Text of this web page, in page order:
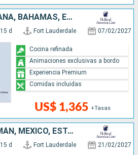
REPÚBLICA DOMINICANA, BAHAMAS, ESTADOS UNIDOS, PUERTO RICO
15 d Fort Lauderdale 07/02/2027
US$ 1,365 +Tasas
Cocina refinada
Animaciones exclusivas a bordo
Experiencia Premium
Comidas incluidas
JAMAICA, ISLAS CAIMÁN, MÉXICO, ESTADOS UNIDOS, REPÚBLICA DOMINICANA, BAHAMAS
15 d Fort Lauderdale 21/02/2027